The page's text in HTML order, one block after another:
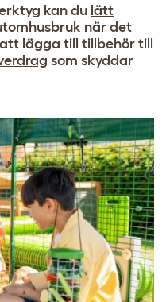
kan du lätt
när det
lägga till tillbehör till
som skyddar